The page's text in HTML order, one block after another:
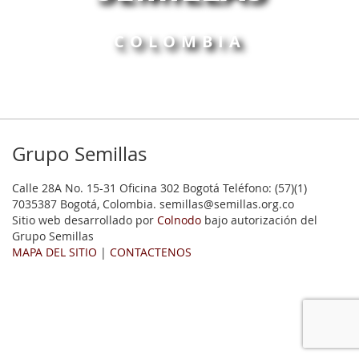
COLOMBIA
Grupo Semillas
Calle 28A No. 15-31 Oficina 302 Bogotá Teléfono: (57)(1)
7035387 Bogotá, Colombia. semillas@semillas.org.co
Sitio web desarrollado por Colnodo bajo autorización del
Grupo Semillas
MAPA DEL SITIO | CONTACTENOS